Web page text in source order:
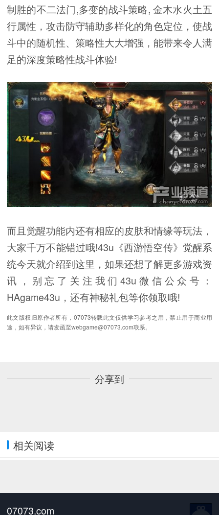
制胜的不二法门,多变的战斗策略, 金木水火土五
行属性，攻击防守辅助多样化的角色定位，使战
斗中的随机性、策略性大大增强，能带来令人满
足的深度策略性战斗体验!
而且觉醒功能内还有相应的皮肤和情缘等玩法，
大家千万不能错过哦!43u《西游悟空传》觉醒系
统今天就介绍到这里，如果还想了解更多游戏资
讯，别忘了关注我们43u微信公众号：
HAgame43u，还有神秘礼包等你领取哦!
此文版权归原作者所有，07073转载此文仅供学习参考之用，禁止用于商业用
途，如有异议，请发函至webgame@07073.com联系。
分享到
相关阅读
07073.com